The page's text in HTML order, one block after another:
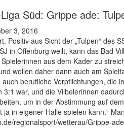
Süd: Grippe ade:
3, 2016
Positiv aus Sicht der „Tulpen“ des
in Offenburg weilt, kann das Bad
aus dem Kader zu
wollen daher dann auch am
berufliche Verpflichtungen, die
3:1 war, und die Vilbelerinnen
um in der Abstimmung auf
ja in eigener Halle spielen kann.“
regionalsport/wetterau/Grippe-